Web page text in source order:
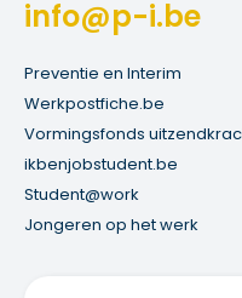
info@p-i.be
Preventie en Interim
Werkpostfiche.be
Vormingsfonds
ikbenjobstudent.be
Student@work
Jongeren op het werk